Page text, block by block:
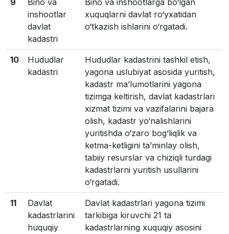
9
Bino va
inshootlar
davlat
kadastri
Bino va inshootlarga bo‘lgan
xuquqlarni davlat ro‘yxatidan
o‘tkazish ishlarini o‘rgatadi.
10
Hududlar
kadastri
Hududlar kadastrini tashkil etish,
yagona uslubiyat asosida yuritish,
kadastr ma’lumotlarini yagona
tizimga keltirish, davlat kadastrlari
xizmat tizimi va vazifalarini bajara
olish, kadastr yo‘nalishlarini
yuritishda o‘zaro bog‘liqlik va
ketma-ketligini ta’minlay olish,
tabiiy resurslar va chiziqli turdagi
kadastrlarni yuritish usullarini
o‘rgatadi.
11
Davlat
kadastrlarini
huquqiy
Davlat kadastrlari yagona tizimi
tarkibiga kiruvchi 21 ta
kadastrlarning xuquqiy asosini